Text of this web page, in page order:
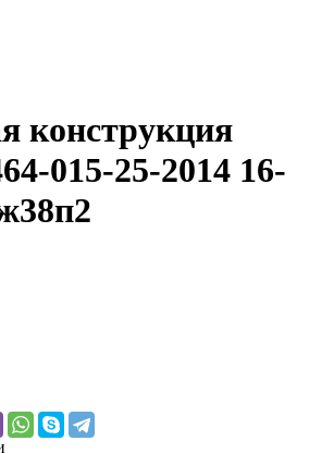
конструкция
015-25-2014 16-